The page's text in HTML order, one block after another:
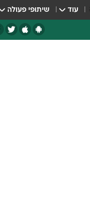
עוד שיתופי פעולה